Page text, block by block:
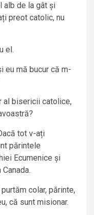
alb de la gât și
preot catolic, nu
el.
eu mă bucur că m-
al bisericii catolice,
tot v-ați
părintele
Ecumenice și
colar, părinte,
că sunt misionar.